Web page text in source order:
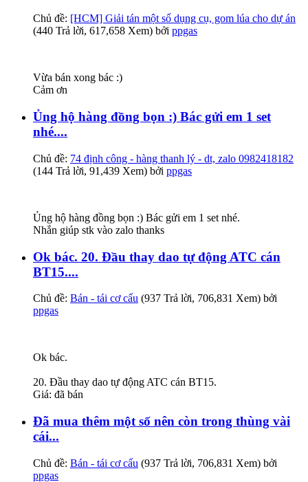
Chủ đề: [HCM] Giải tán một số dụng cụ, gom lúa cho dự án
(440 Trả lời, 617,658 Xem) bởi ppgas
Vừa bán xong bác :)
Cảm ơn
Ủng hộ hàng đồng bọn :) Bác gửi em 1 set
nhé....
Chủ đề: 74 định công - hàng thanh lý - dt, zalo 0982418182
(144 Trả lời, 91,439 Xem) bởi ppgas
Ủng hộ hàng đồng bọn :) Bác gửi em 1 set nhé.
Nhắn giúp stk vào zalo thanks
Ok bác. 20. Đầu thay dao tự động ATC cán
BT15....
Chủ đề: Bán - tái cơ cấu (937 Trả lời, 706,831 Xem) bởi
ppgas
Ok bác.
20. Đầu thay dao tự động ATC cán BT15.
Giá: đã bán
Đã mua thêm một số nên còn trong thùng vài
cái...
Chủ đề: Bán - tái cơ cấu (937 Trả lời, 706,831 Xem) bởi
ppgas